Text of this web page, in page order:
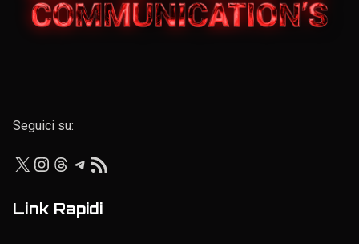
Seguici su:
X Instagram
Threads
Telegram
Link Rapidi